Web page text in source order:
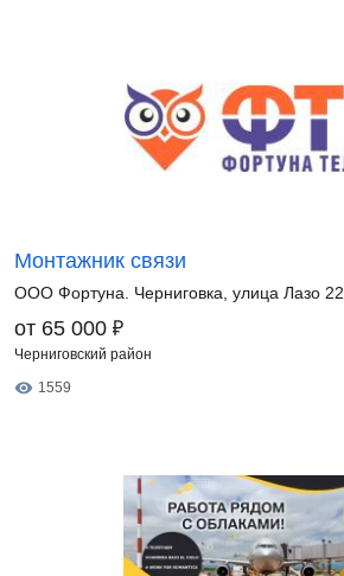
Монтажник связи
ООО Фортуна. Черниговка, улица Лазо 22
от 65 000 ₽
Черниговский район
1559